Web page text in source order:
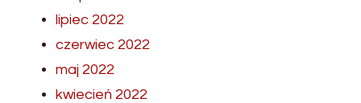
lipiec 2022
czerwiec 2022
maj 2022
kwiecień 2022